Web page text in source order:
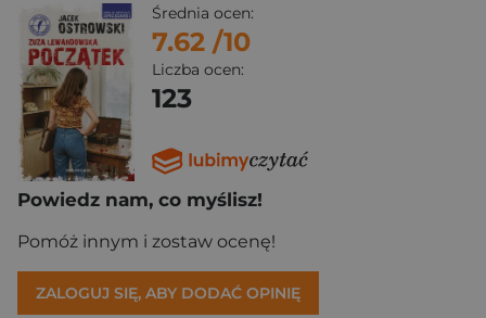
Średnia ocen:
7.62 /10
Liczba ocen:
123
Powiedz nam, co myślisz!
Pomóż innym i zostaw ocenę!
ZALOGUJ SIĘ, ABY DODAĆ OPINIĘ